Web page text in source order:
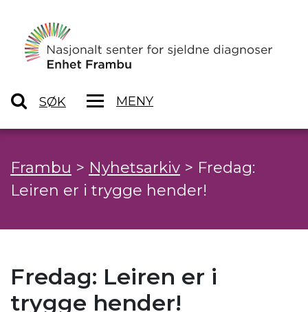
SØK MENY
Frambu > Nyhetsarkiv > Fredag:
Leiren er i trygge hender!
Fredag: Leiren er i
trygge hender!